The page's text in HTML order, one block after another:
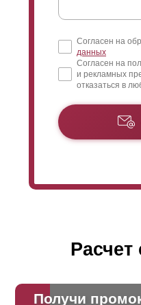
Согласен на
данных
Согласен на
и рекламных
отказаться в
Расчет
Получи